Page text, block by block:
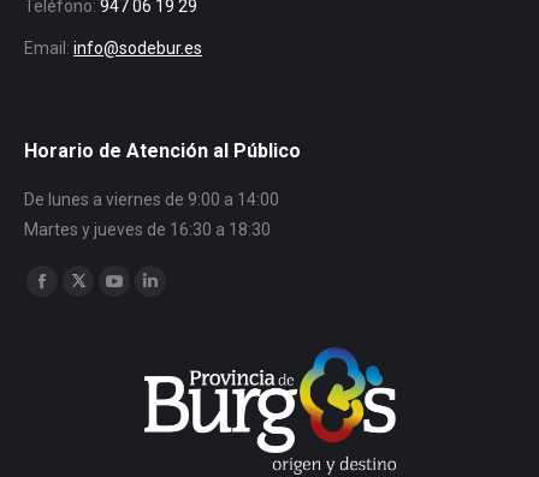
Teléfono: 947 06 19 29
Email: info@sodebur.es
Horario de Atención al Público
De lunes a viernes de 9:00 a 14:00
Martes y jueves de 16:30 a 18:30
Encuéntranos en:
Facebook